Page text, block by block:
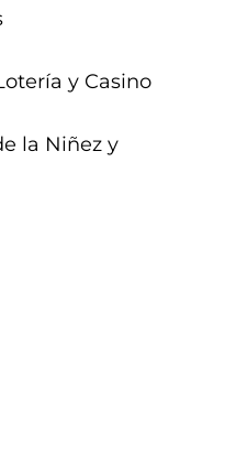
y Casino
la Niñez y